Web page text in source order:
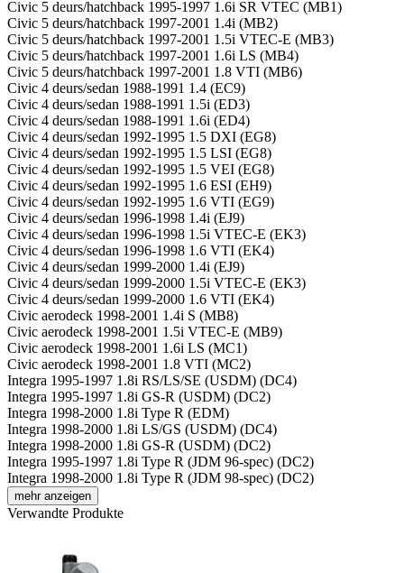
Civic 5 deurs/hatchback 1995-1997 1.6i SR VTEC (MB1)
Civic 5 deurs/hatchback 1997-2001 1.4i (MB2)
Civic 5 deurs/hatchback 1997-2001 1.5i VTEC-E (MB3)
Civic 5 deurs/hatchback 1997-2001 1.6i LS (MB4)
Civic 5 deurs/hatchback 1997-2001 1.8 VTI (MB6)
Civic 4 deurs/sedan 1988-1991 1.4 (EC9)
Civic 4 deurs/sedan 1988-1991 1.5i (ED3)
Civic 4 deurs/sedan 1988-1991 1.6i (ED4)
Civic 4 deurs/sedan 1992-1995 1.5 DXI (EG8)
Civic 4 deurs/sedan 1992-1995 1.5 LSI (EG8)
Civic 4 deurs/sedan 1992-1995 1.5 VEI (EG8)
Civic 4 deurs/sedan 1992-1995 1.6 ESI (EH9)
Civic 4 deurs/sedan 1992-1995 1.6 VTI (EG9)
Civic 4 deurs/sedan 1996-1998 1.4i (EJ9)
Civic 4 deurs/sedan 1996-1998 1.5i VTEC-E (EK3)
Civic 4 deurs/sedan 1996-1998 1.6 VTI (EK4)
Civic 4 deurs/sedan 1999-2000 1.4i (EJ9)
Civic 4 deurs/sedan 1999-2000 1.5i VTEC-E (EK3)
Civic 4 deurs/sedan 1999-2000 1.6 VTI (EK4)
Civic aerodeck 1998-2001 1.4i S (MB8)
Civic aerodeck 1998-2001 1.5i VTEC-E (MB9)
Civic aerodeck 1998-2001 1.6i LS (MC1)
Civic aerodeck 1998-2001 1.8 VTI (MC2)
Integra 1995-1997 1.8i RS/LS/SE (USDM) (DC4)
Integra 1995-1997 1.8i GS-R (USDM) (DC2)
Integra 1998-2000 1.8i Type R (EDM)
Integra 1998-2000 1.8i LS/GS (USDM) (DC4)
Integra 1998-2000 1.8i GS-R (USDM) (DC2)
Integra 1995-1997 1.8i Type R (JDM 96-spec) (DC2)
Integra 1998-2000 1.8i Type R (JDM 98-spec) (DC2)
mehr anzeigen
Verwandte Produkte